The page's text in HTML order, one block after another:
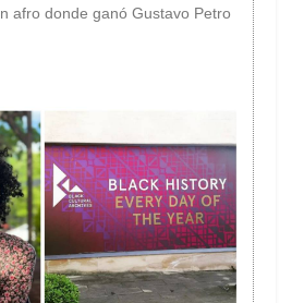
afro donde ganó Gustavo Petro